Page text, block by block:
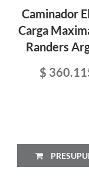
Caminador
Carga
Randers
$